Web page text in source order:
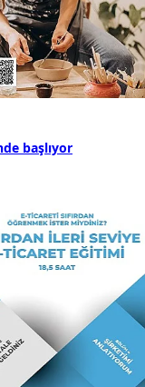
başlıyor